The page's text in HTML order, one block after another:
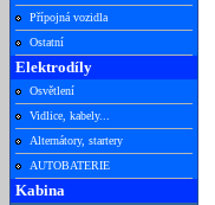
Přípojná vozidla
Ostatní
Elektrodíly
Osvětlení
Vidlice, kabely...
Alternátory, startery
AUTOBATERIE
Kabina